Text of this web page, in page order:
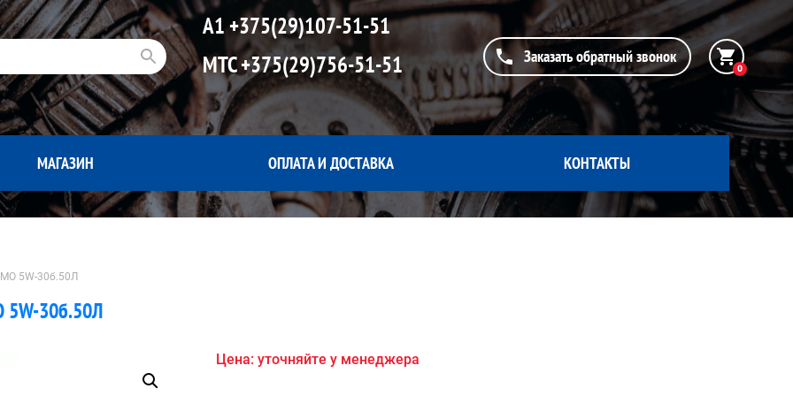
А1+375(29)107-51-51
МТС+375(29)756-51-51 Заказать обратный звонок
0
МАГАЗИН ОПЛАТА И ДОСТАВКА КОНТАКТЫ
5W-30б.50Л
5W-30б.50Л
Цена: уточняйте у менеджера